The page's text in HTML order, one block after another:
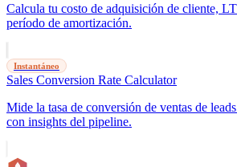
Calcula tu costo de adquisición de cliente,
período de amortización.
Instantáneo
Sales Conversion Rate Calculator
Mide la tasa de conversión de ventas de
con insights del pipeline.